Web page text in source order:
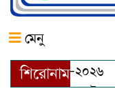
মেনু
শিরোনাম
অ্যাওয়ার্ড–২০২৬
খালেক এর ইন্তেকাল